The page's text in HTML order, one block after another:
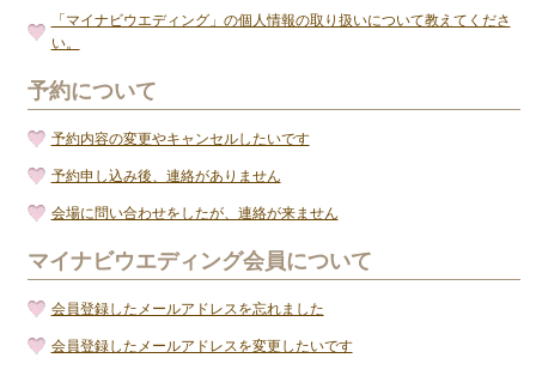
「マイナビウエディング」の個人情報の取り扱いについて教えてくださ
い。
予約について
予約内容の変更やキャンセルしたいです
予約申し込み後、連絡がありません
会場に問い合わせをしたが、連絡が来ません
マイナビウエディング会員について
会員登録したメールアドレスを忘れました
会員登録したメールアドレスを変更したいです